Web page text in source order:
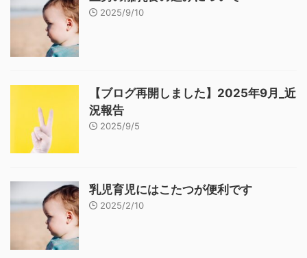
2025/9/10
【ブログ再開しました】2025年9月_近
況報告
2025/9/5
乳児育児にはこたつが便利です
2025/2/10